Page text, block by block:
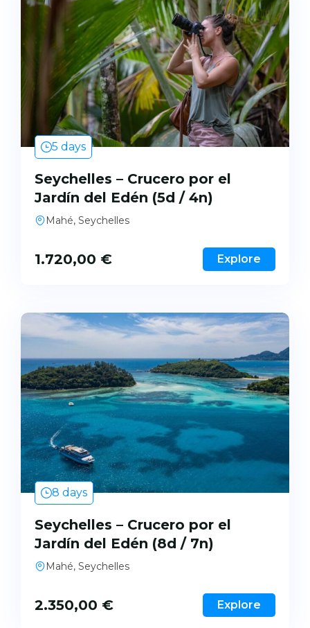
5 days
Seychelles – Crucero por el
Jardín del Edén (5d / 4n)
Mahé, Seychelles
1.720,00 € Explore
8 days
Seychelles – Crucero por el
Jardín del Edén (8d / 7n)
Mahé, Seychelles
2.350,00 € Explore